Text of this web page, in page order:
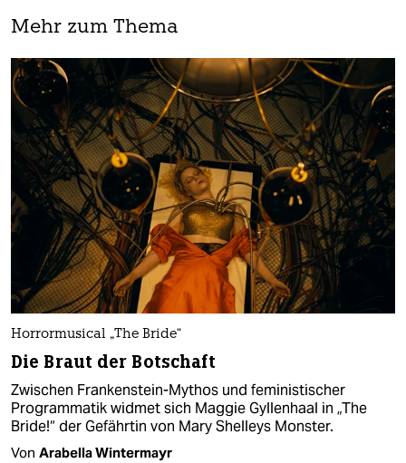
Mehr zum Thema
Horrormusical „The Bride“
Die Braut der Botschaft
Zwischen Frankenstein-Mythos und feministischer
Programmatik widmet sich Maggie Gyllenhaal in „The
Bride!“ der Gefährtin von Mary Shelleys Monster.
Von Arabella Wintermayr